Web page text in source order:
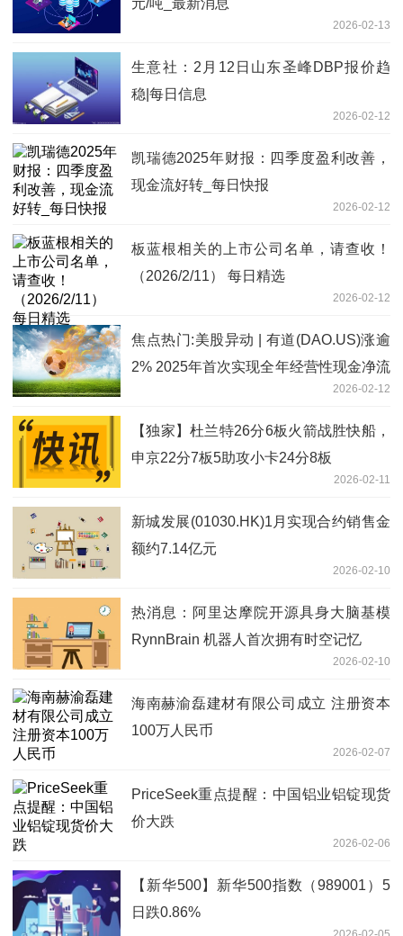
2026-02-13
生意社：2月12日山东圣峰DBP报价趋
稳|每日信息
2026-02-12
凯瑞德2025年财报：四季度盈利改善，
现金流好转_每日快报
2026-02-12
板蓝根相关的上市公司名单，请查收！
（2026/2/11） 每日精选
2026-02-12
焦点热门:美股异动 | 有道(DAO.US)涨逾
2% 2025年首次实现全年经营性现金净流
2026-02-12
【独家】杜兰特26分6板火箭战胜快船，
申京22分7板5助攻小卡24分8板
2026-02-11
新城发展(01030.HK)1月实现合约销售金
额约7.14亿元
2026-02-10
热消息：阿里达摩院开源具身大脑基模
RynnBrain 机器人首次拥有时空记忆
2026-02-10
海南赫渝磊建材有限公司成立 注册资本
100万人民币
2026-02-07
PriceSeek重点提醒：中国铝业铝锭现货
价大跌
2026-02-06
【新华500】新华500指数（989001）5
日跌0.86%